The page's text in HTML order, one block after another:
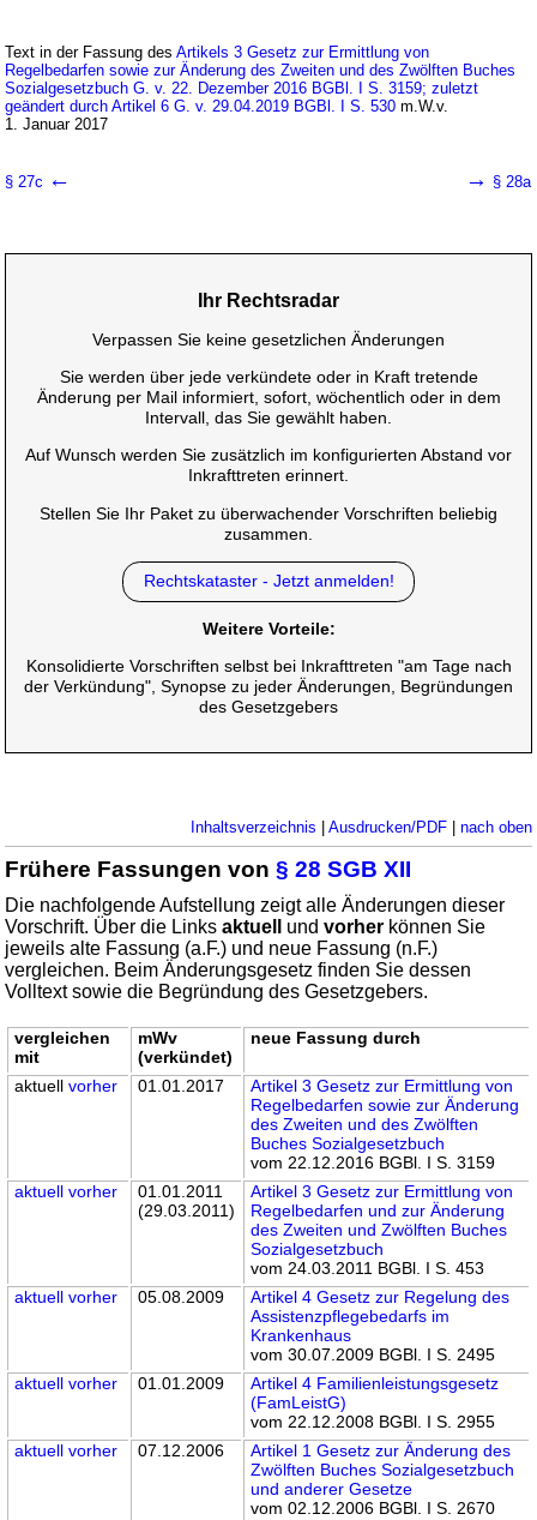
Text in der Fassung desArtikels 3 Gesetz zur Ermittlung von
Regelbedarfen sowie zur Änderung des Zweiten und des Zwölften Buches
Sozialgesetzbuch G. v. 22. Dezember 2016 BGBl. I S. 3159; zuletzt
geändert durch Artikel 6 G. v. 29.04.2019 BGBl. I S. 530 m.W.v.
1. Januar 2017
§ 27c ← → § 28a
Ihr Rechtsradar
Verpassen Sie keine gesetzlichen Änderungen
Sie werden über jede verkündete oder in Kraft tretende
Änderung per Mail informiert, sofort, wöchentlich oder in dem
Intervall, das Sie gewählt haben.
Auf Wunsch werden Sie zusätzlich im konfigurierten Abstand vor
Inkrafttreten erinnert.
Stellen Sie Ihr Paket zu überwachender Vorschriften beliebig
zusammen.
Rechtskataster - Jetzt anmelden!
Weitere Vorteile:
Konsolidierte Vorschriften selbst bei Inkrafttreten "am Tage nach
der Verkündung", Synopse zu jeder Änderungen, Begründungen
des Gesetzgebers
Inhaltsverzeichnis Ausdrucken/PDF| nach oben
Frühere Fassungen von§ 28 SGB XII
Die nachfolgende Aufstellung zeigt alle Änderungen dieser
Vorschrift. Über die Linksaktuell undvorher können Sie
jeweils alte Fassung (a.F.) und neue Fassung (n.F.)
vergleichen. Beim Änderungsgesetz finden Sie dessen
Volltext sowie die Begründung des Gesetzgebers.
vergleichen
mit
mWv
(verkündet)
neue Fassung durch
aktuellvorher 01.01.2017
Artikel 3 Gesetz zur Ermittlung von
Regelbedarfen sowie zur Änderung
des Zweiten und des Zwölften
Buches Sozialgesetzbuch
vom 22.12.2016 BGBl. I S. 3159
aktuell vorher
01.01.2011
(29.03.2011)
Artikel 3 Gesetz zur Ermittlung von
Regelbedarfen und zur Änderung
des Zweiten und Zwölften Buches
Sozialgesetzbuch
vom 24.03.2011 BGBl. I S. 453
aktuell vorher 05.08.2009
Artikel 4 Gesetz zur Regelung des
Assistenzpflegebedarfs im
Krankenhaus
vom 30.07.2009 BGBl. I S. 2495
aktuell vorher 01.01.2009
Artikel 4 Familienleistungsgesetz
(FamLeistG)
vom 22.12.2008 BGBl. I S. 2955
aktuell vorher 07.12.2006
Artikel 1 Gesetz zur Änderung des
Zwölften Buches Sozialgesetzbuch
und anderer Gesetze
vom 02.12.2006 BGBl. I S. 2670